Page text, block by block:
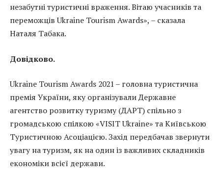
незабутні туристичні враження. Вітаю учасників та
переможців Ukraine Tourism Awards», – сказала
Наталя Табака.
Довідково.
Ukraine Tourism Awards 2021 – головна туристична
премія України, яку організували Державне
агентство розвитку туризму (ДАРТ) спільно з
громадською спілкою «VISIT Ukraine» та Київською
Туристичною Асоціацією. Захід передбачав звернути
увагу на туризм, як на один із важливих складників
економіки всієї держави.